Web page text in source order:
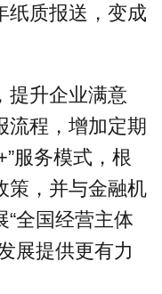
纸质报送，变成
升企业满意
流程，增加定期
服务模式，根
策，并与金融机
全国经营主体
展提供更有力